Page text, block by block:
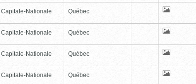
Capitale-Nationale Québec
Capitale-Nationale Québec
Capitale-Nationale Québec
Capitale-Nationale Québec